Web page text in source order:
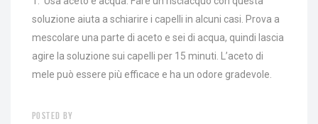
soluzione aiuta a schiarire i capelli in alcuni casi. Prova a
mescolare una parte di aceto e sei di acqua, quindi lascia
agire la soluzione sui capelli per 15 minuti. L’aceto di
mele può essere più efficace e ha un odore gradevole.
POSTED BY